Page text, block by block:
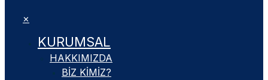
✕
KURUMSAL
HAKKIMIZDA
BIZ KIMIZ?